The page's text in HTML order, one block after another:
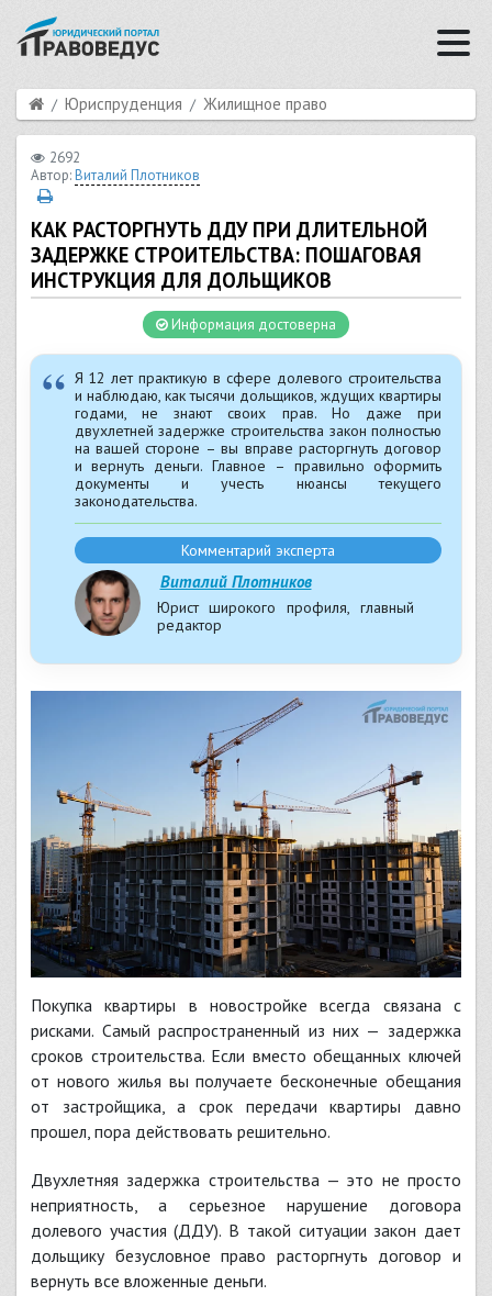
Юриспруденция Жилищное право
2692
Автор:Виталий Плотников
КАК РАСТОРГНУТЬ ДДУ ПРИ ДЛИТЕЛЬНОЙ
ЗАДЕРЖКЕ СТРОИТЕЛЬСТВА: ПОШАГОВАЯ
ИНСТРУКЦИЯ ДЛЯ ДОЛЬЩИКОВ
Информация достоверна
Я 12 лет практикую в сфере долевого строительства
и наблюдаю, как тысячи дольщиков, ждущих квартиры
годами, не знают своих прав. Но даже при
двухлетней задержке строительства закон полностью
на вашей стороне – вы вправе расторгнуть договор
и вернуть деньги. Главное – правильно оформить
документы и учесть нюансы текущего
законодательства.
Виталий Плотников
Юрист широкого профиля, главный
редактор
Комментарий эксперта
Покупка квартиры в новостройке всегда связана с
рисками. Самый распространенный из них — задержка
сроков строительства. Если вместо обещанных ключей
от нового жилья вы получаете бесконечные обещания
от застройщика, а срок передачи квартиры давно
прошел, пора действовать решительно.
Двухлетняя задержка строительства — это не просто
неприятность, а серьезное нарушение договора
долевого участия (ДДУ). В такой ситуации закон дает
дольщику безусловное право расторгнуть договор и
вернуть все вложенные деньги.